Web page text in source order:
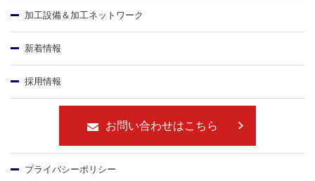
加工設備＆加工ネットワーク
新着情報
採用情報
お問い合わせはこちら
プライバシーポリシー